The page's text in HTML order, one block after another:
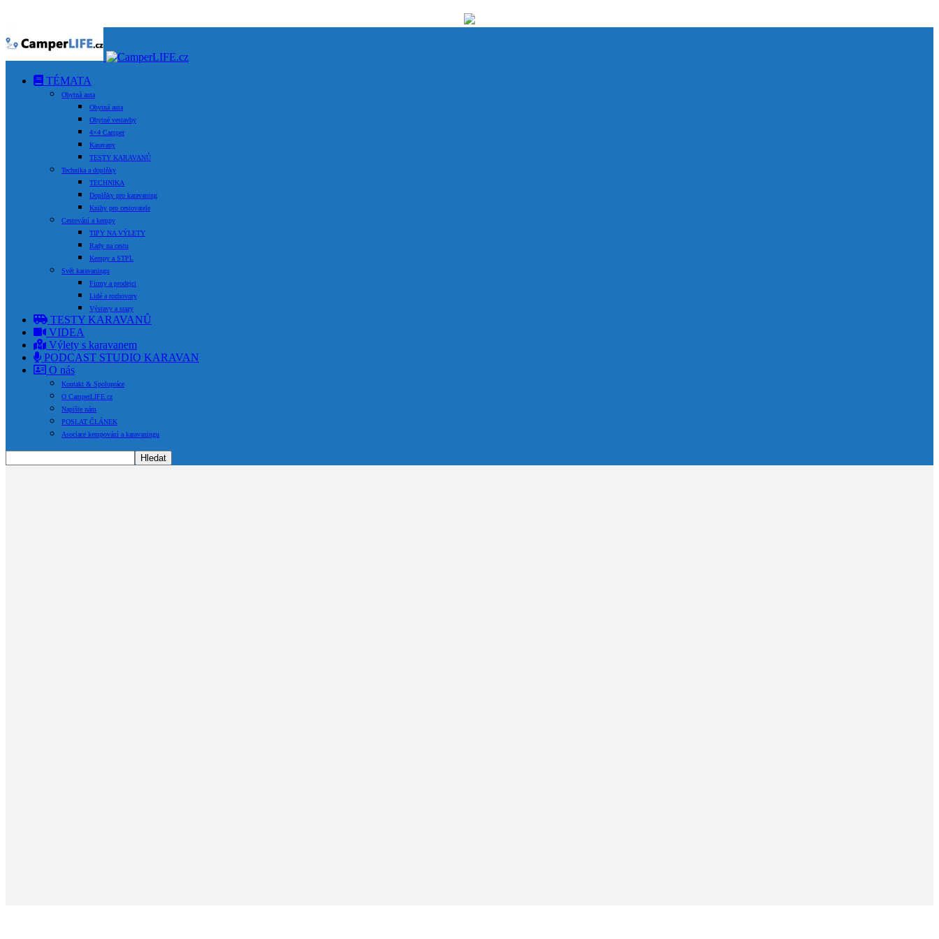
TÉMATA
Obytná auta
Obytná auta
Obytné vestavby
4×4 Camper
Karavany
TESTY KARAVANŮ
Technika a doplňky
TECHNIKA
Doplňky pro karavaning
Knihy pro cestovatele
Cestování a kempy
TIPY NA VÝLETY
Rady na cestu
Kempy a STPL
Svět karavaningu
Firmy a prodejci
Lidé a rozhovory
Výstavy a srazy
TESTY KARAVANŮ
VIDEA
Výlety s karavanem
PODCAST STUDIO KARAVAN
O nás
Kontakt & Spolupráce
O CamperLIFE.cz
Napište nám
POSLAT ČLÁNEK
Asociace kempování a karavaningu